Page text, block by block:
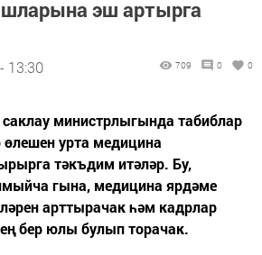
эш артырга
13:30 709 0 0
министрлыгында табиблар
урта медицина
тәкъдим итәләр. Бу,
гына, медицина ярдәме
арттырачак һәм кадрлар
бер юлы булып торачак.